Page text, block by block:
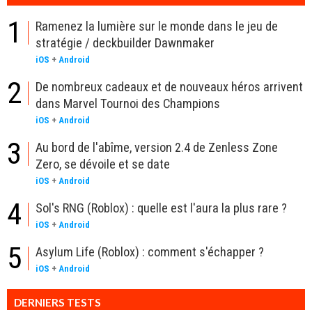
1
Ramenez la lumière sur le monde dans le jeu de
stratégie / deckbuilder Dawnmaker
iOS + Android
2
De nombreux cadeaux et de nouveaux héros arrivent
dans Marvel Tournoi des Champions
iOS + Android
3
Au bord de l'abîme, version 2.4 de Zenless Zone
Zero, se dévoile et se date
iOS + Android
4 Sol's RNG (Roblox) : quelle est l'aura la plus rare ?
iOS + Android
5 Asylum Life (Roblox) : comment s'échapper ?
iOS + Android
DERNIERS TESTS